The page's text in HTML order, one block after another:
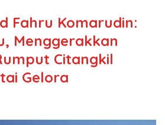
Fahru Komarudin:
Menggerakkan
Citangkil
Gelora